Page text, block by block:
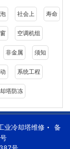
社会上 寿命
空调机组
非金属 须知
系统工程
塔防冻
业冷却塔维修
备